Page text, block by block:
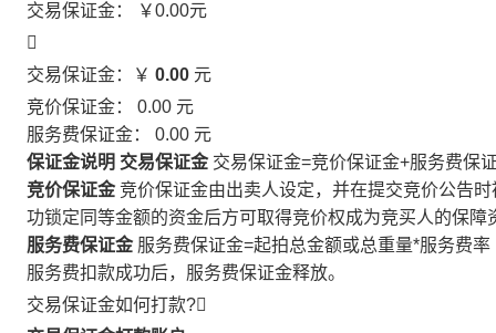
交易保证金：
￥0.00元

交易保证金：￥ 0.00 元
竞价保证金： 0.00 元
服务费保证金： 0.00 元
保证金说明 交易保证金 交易保证金=竞价保证金+服务费保
竞价保证金 竞价保证金由出卖人设定，并在提交竞价公告
功锁定同等金额的资金后方可取得竞价权成为竞买人的保障
服务费保证金 服务费保证金=起拍总金额或总重量*服务费率
服务费扣款成功后，服务费保证金释放。
交易保证金如何打款?